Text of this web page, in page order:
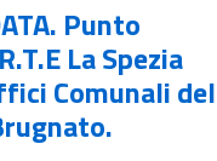
Punto
La Spezia
Comunali del